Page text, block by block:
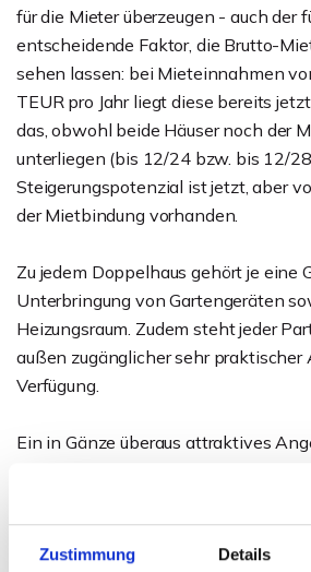
Zustimmung Details
für die Mieter überzeugen - auch der
entscheidende Faktor, die Brutto-
sehen lassen: bei Mieteinnahmen
TEUR pro Jahr liegt diese bereits
das, obwohl beide Häuser noch der
unterliegen (bis 12/24 bzw. bis 12/
Steigerungspotenzial ist jetzt, aber
der Mietbindung vorhanden.
Zu jedem Doppelhaus gehört je eine
Unterbringung von Gartengeräten
Heizungsraum. Zudem steht jeder
außen zugänglicher sehr praktischer
Verfügung.
Ein in Gänze überaus attraktives
Optional kann zudem der